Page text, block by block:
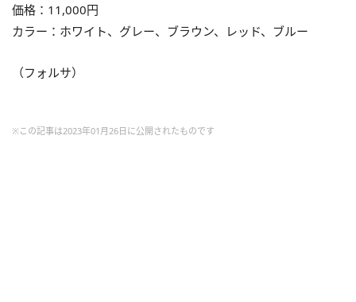
価格：11,000円
カラー：ホワイト、グレー、ブラウン、レッド、ブルー
（フォルサ）
※この記事は2023年01月26日に公開されたものです